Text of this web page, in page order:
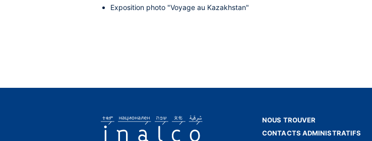
Exposition photo "Voyage au Kazakhstan"
NOUS TROUVER
CONTACTS ADMINISTRATIFS